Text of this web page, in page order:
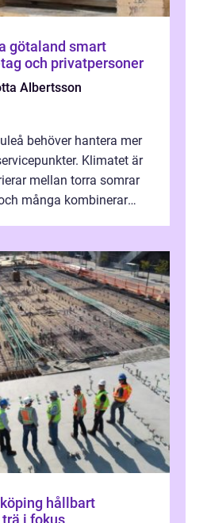
smart
och privatpersoner
Albertsson
behöver hantera mer
Klimatet är
mellan torra somrar
många kombinerar
hållbart
trä i fokus